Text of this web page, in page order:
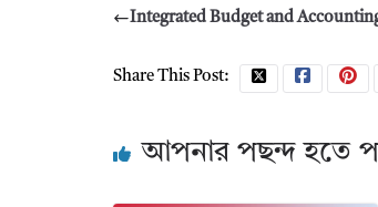
Integrated Budget and
Share This Post:
আপনার পছন্দ হতে